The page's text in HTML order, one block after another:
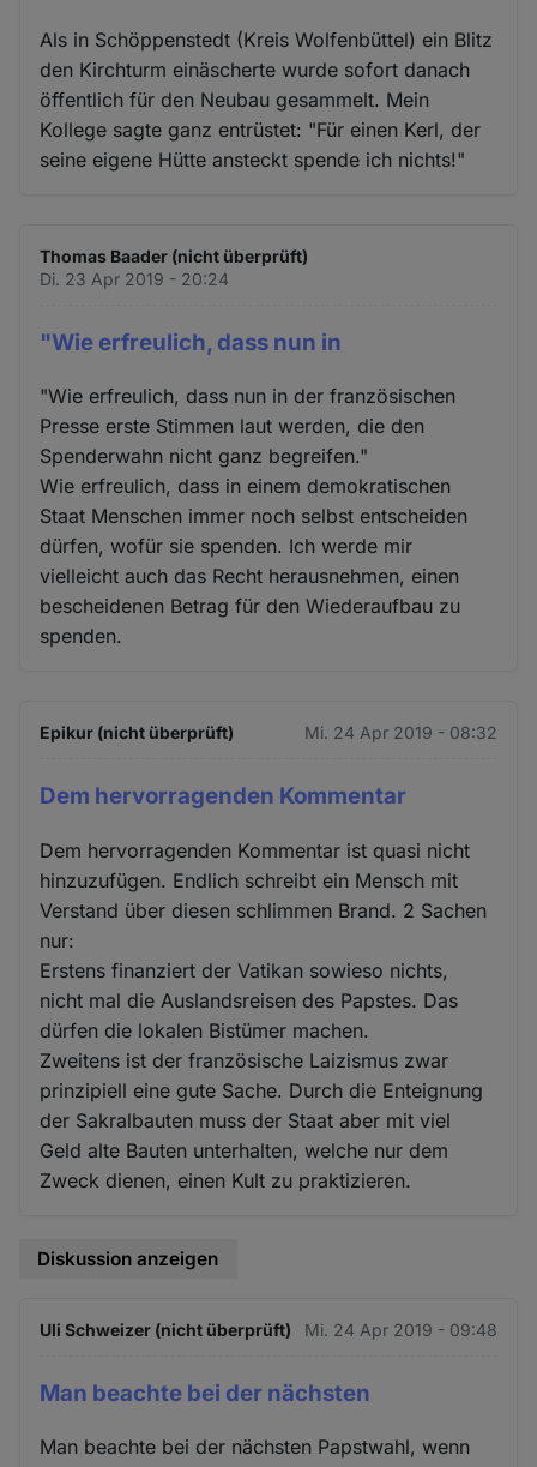
Als in Schöppenstedt (Kreis Wolfenbüttel) ein Blitz
den Kirchturm einäscherte wurde sofort danach
öffentlich für den Neubau gesammelt. Mein
Kollege sagte ganz entrüstet: "Für einen Kerl, der
seine eigene Hütte ansteckt spende ich nichts!"
Thomas Baader (nicht überprüft)
Di. 23 Apr 2019 - 20:24
"Wie erfreulich, dass nun in
"Wie erfreulich, dass nun in der französischen
Presse erste Stimmen laut werden, die den
Spenderwahn nicht ganz begreifen."
Wie erfreulich, dass in einem demokratischen
Staat Menschen immer noch selbst entscheiden
dürfen, wofür sie spenden. Ich werde mir
vielleicht auch das Recht herausnehmen, einen
bescheidenen Betrag für den Wiederaufbau zu
spenden.
Epikur (nicht überprüft) Mi. 24 Apr 2019 - 08:32
Dem hervorragenden Kommentar
Dem hervorragenden Kommentar ist quasi nicht
hinzuzufügen. Endlich schreibt ein Mensch mit
Verstand über diesen schlimmen Brand. 2 Sachen
nur:
Erstens finanziert der Vatikan sowieso nichts,
nicht mal die Auslandsreisen des Papstes. Das
dürfen die lokalen Bistümer machen.
Zweitens ist der französische Laizismus zwar
prinzipiell eine gute Sache. Durch die Enteignung
der Sakralbauten muss der Staat aber mit viel
Geld alte Bauten unterhalten, welche nur dem
Zweck dienen, einen Kult zu praktizieren.
Diskussion anzeigen
Uli Schweizer (nicht überprüft) Mi. 24 Apr 2019 - 09:48
Man beachte bei der nächsten
Man beachte bei der nächsten Papstwahl, wenn